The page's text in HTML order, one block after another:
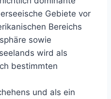
Gebiete vor
Bereichs
sowie
wird als
bestimmten
und als ein